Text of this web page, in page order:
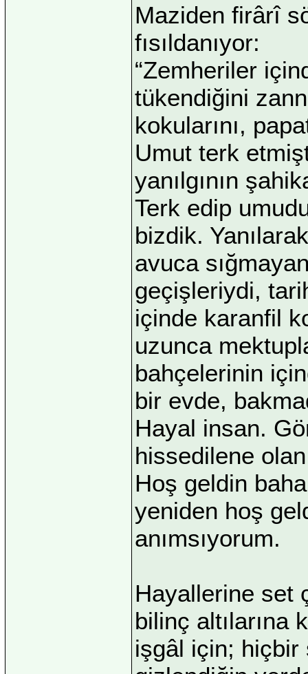
Maziden firârî
fısıldanıyor:
“Zemheriler
tükendiğini
kokularını,
Umut terk
yanılgının
Terk edip
bizdik.
avuca
geçişleriydi,
içinde karanfil
uzunca
bahçelerinin
bir evde,
Hayal insan.
hissedilene
Hoş geldin
yeniden hoş
anımsıyorum.
Hayallerine set
bilinç altılarına
işgâl için; hiçbir